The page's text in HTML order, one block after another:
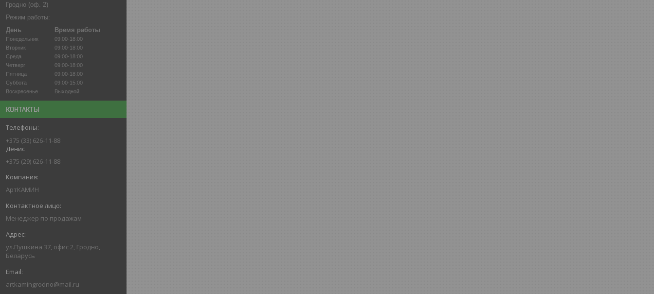
Гродно (оф. 2)
Режим работы:
День
Время работы
Понедельник
09:00-18:00
Вторник
09:00-18:00
Среда
09:00-18:00
Четверг
09:00-18:00
Пятница
09:00-18:00
Суббота
09:00-15:00
Воскресенье
Выходной
КОНТАКТЫ
+375 (33) 626-11-88
Денис
+375 (29) 626-11-88
АртКАМИН
Менеджер по продажам
ул.Пушкина 37, офис 2, Гродно,
Беларусь
artkamingrodno@mail.ru